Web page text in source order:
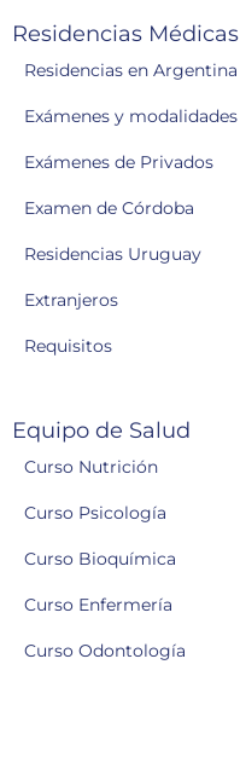
Residencias Médicas
Residencias en Argentina
Exámenes y modalidades
Exámenes de Privados
Examen de Córdoba
Residencias Uruguay
Extranjeros
Requisitos
Equipo de Salud
Curso Nutrición
Curso Psicología
Curso Bioquímica
Curso Enfermería
Curso Odontología